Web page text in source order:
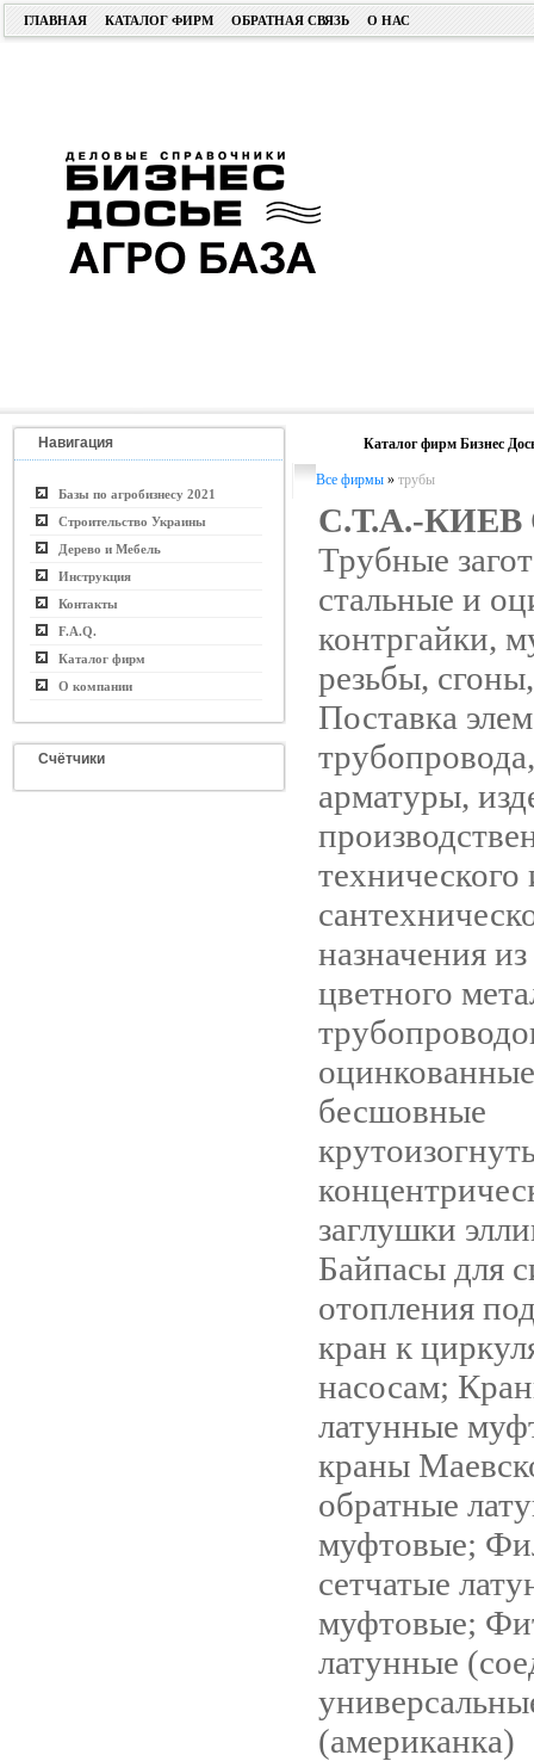
ГЛАВНАЯ КАТАЛОГ ФИРМ ОБРАТНАЯ СВЯЗЬ О НАС
Навигация
Базы по агробизнесу 2021
Строительство Украины
Дерево и Мебель
Инструкция
Контакты
F.A.Q.
Каталог фирм
О компании
Счётчики
Каталог фирм Бизнес
Все фирмы » трубы
С.Т.А.-
Трубные
стальные и
контргайки,
резьбы,
Поставка
арматуры,
технического
назначения
цветного
бесшовные
заглушки
Байпасы для
отопления
кран к
насосам;
латунные
краны
обратные
муфтовые;
сетчатые
муфтовые;
латунные
(американка)